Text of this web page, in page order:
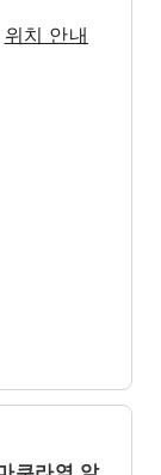
위치 안내